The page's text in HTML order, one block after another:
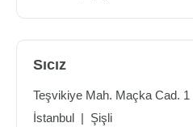
Sıcız
Teşvikiye Mah. Maçka Cad. 1
İstanbul | Şişli